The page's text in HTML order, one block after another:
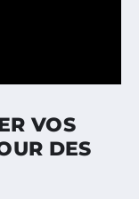
VOS
DES